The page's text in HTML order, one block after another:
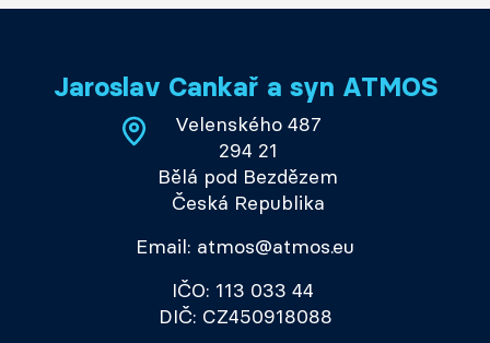
Jaroslav Cankař a syn ATMOS
Velenského 487
294 21
Bělá pod Bezdězem
Česká Republika
Email: atmos@atmos.eu
IČO: 113 033 44
DIČ: CZ450918088